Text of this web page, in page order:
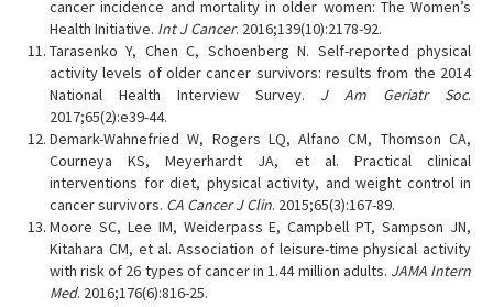
cancer incidence and mortality in older women: The Women’s
Health Initiative. Int J Cancer. 2016;139(10):2178-92.
Tarasenko Y, Chen C, Schoenberg N. Self-reported physical
activity levels of older cancer survivors: results from the 2014
National Health Interview Survey. J Am Geriatr Soc.
2017;65(2):e39-44.
Demark-Wahnefried W, Rogers LQ, Alfano CM, Thomson CA,
Courneya KS, Meyerhardt JA, et al. Practical clinical
interventions for diet, physical activity, and weight control in
cancer survivors. CA Cancer J Clin. 2015;65(3):167-89.
Moore SC, Lee IM, Weiderpass E, Campbell PT, Sampson JN,
Kitahara CM, et al. Association of leisure-time physical activity
with risk of 26 types of cancer in 1.44 million adults. JAMA Intern
Med. 2016;176(6):816-25.